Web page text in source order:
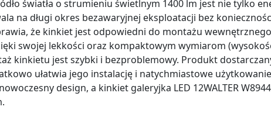
światła o strumieniu świetlnym 1400 lm jest nie tylko
na długi okres bezawaryjnej eksploatacji bez
że kinkiet jest odpowiedni do montażu
swojej lekkości oraz kompaktowym wymiarom
kinkietu jest szybki i bezproblemowy. Produkt
ułatwia jego instalację i natychmiastowe
design, a kinkiet galeryjka LED 12WALTER